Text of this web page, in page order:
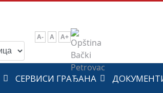
A- A A+
СЕРВИСИ ГРАЂАНА